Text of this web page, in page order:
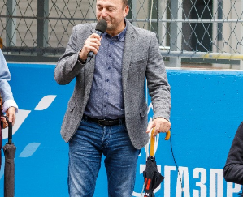
Версия для слабовидящих
Деятельность